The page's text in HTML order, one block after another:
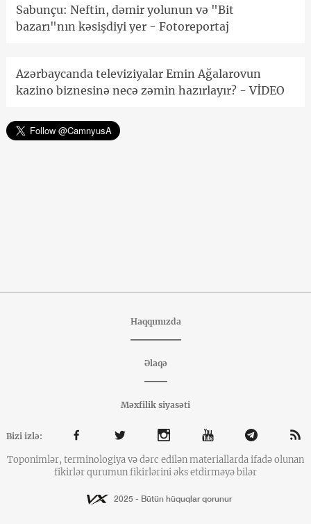
Sabunçu: Neftin, dəmir yolunun və "Bit
bazarı"nın kəsişdiyi yer - Fotoreportaj
Azərbaycanda televiziyalar Emin Ağalarovun
kazino biznesinə necə zəmin hazırlayır? - VİDEO
Haqqımızda
Əlaqə
Məxfilik siyasəti
Bizi izlə:
Toponimlər, terminologiya və dərc edilən materiallarda ifadə olunan
fikirlər qurumun fikirlərini əks etdirməyə bilər
2025 - Bütün hüquqlar qorunur